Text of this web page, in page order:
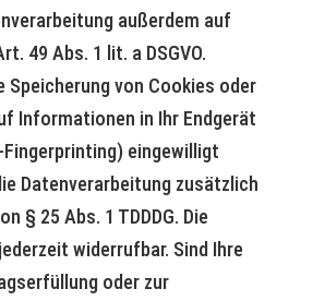
außerdem auf
49 Abs. 1 lit. a DSGVO.
Speicherung von Cookies oder
Informationen in Ihr Endgerät
Fingerprinting) eingewilligt
Datenverarbeitung zusätzlich
§ 25 Abs. 1 TDDDG. Die
widerrufbar. Sind Ihre
oder zur